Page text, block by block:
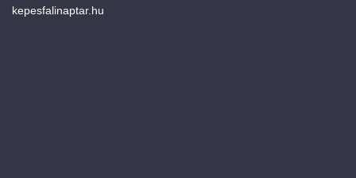
kepesfalinaptar.hu